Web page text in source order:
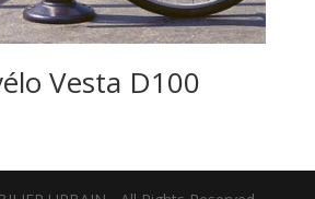
Vesta D100